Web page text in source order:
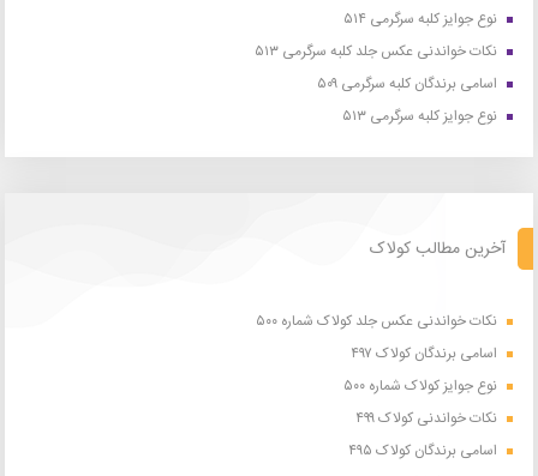
نوع جوایز کلبه سرگرمی ۵۱۴
نکات خواندنی عکس جلد کلبه سرگرمی ۵۱۳
اسامی برندگان کلبه سرگرمی ۵۰۹
نوع جوایز کلبه سرگرمی ۵۱۳
آخرین مطالب کولاک
نکات خواندنی عکس جلد کولاک شماره ۵۰۰
اسامی برندگان کولاک ۴۹۷
نوع جوایز کولاک شماره ۵۰۰
نکات خواندنی کولاک ۴۹۹
اسامی برندگان کولاک ۴۹۵